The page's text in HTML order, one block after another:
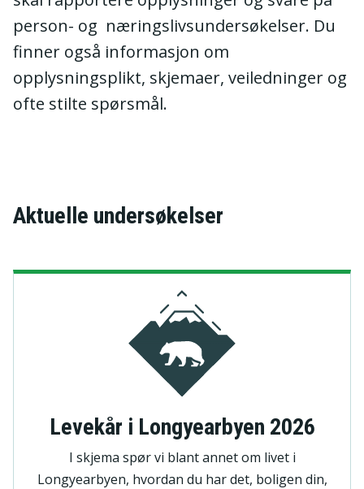
person- og næringslivsundersøkelser. Du
finner også informasjon om
opplysningsplikt, skjemaer, veiledninger og
ofte stilte spørsmål.
Aktuelle undersøkelser
Levekår i Longyearbyen 2026
I skjema spør vi blant annet om livet i
Longyearbyen, hvordan du har det, boligen din,